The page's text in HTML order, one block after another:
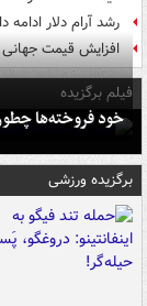
رشد آرام دلار ادامه
افزایش قیمت جهانی
فیلم برگزیده
خود فروخته‌ها
برگزیده ورزشی